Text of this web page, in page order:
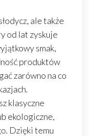
ale także
od lat zyskuje
smak,
produktów
zarówno na co
klasyczne
ekologiczne,
Dzięki temu